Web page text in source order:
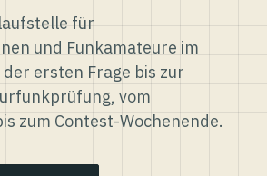
für
und Funkamateure im
ersten Frage bis zur
vom
zum Contest-Wochenende.